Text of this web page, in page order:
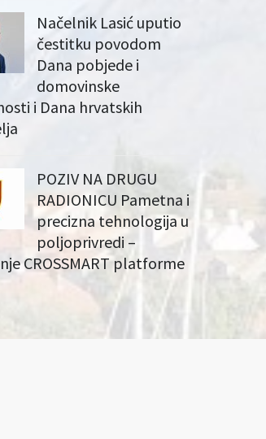
Načelnik Lasić uputio
čestitku povodom
Dana pobjede i
domovinske
i Dana hrvatskih
POZIV NA DRUGU
RADIONICU Pametna i
precizna tehnologija u
poljoprivredi –
CROSSMART platforme